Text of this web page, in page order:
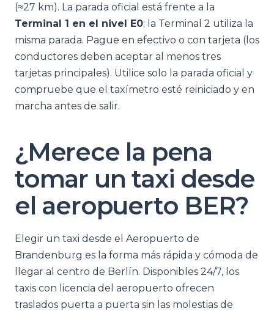
(≈27 km). La parada oficial está frente a la
Terminal 1 en el nivel E0; la Terminal 2 utiliza la
misma parada. Pague en efectivo o con tarjeta (los
conductores deben aceptar al menos tres
tarjetas principales). Utilice solo la parada oficial y
compruebe que el taxímetro esté reiniciado y en
marcha antes de salir.
¿Merece la pena
tomar un taxi desde
el aeropuerto BER?
Elegir un taxi desde el Aeropuerto de
Brandenburg es la forma más rápida y cómoda de
llegar al centro de Berlín. Disponibles 24/7, los
taxis con licencia del aeropuerto ofrecen
traslados puerta a puerta sin las molestias de